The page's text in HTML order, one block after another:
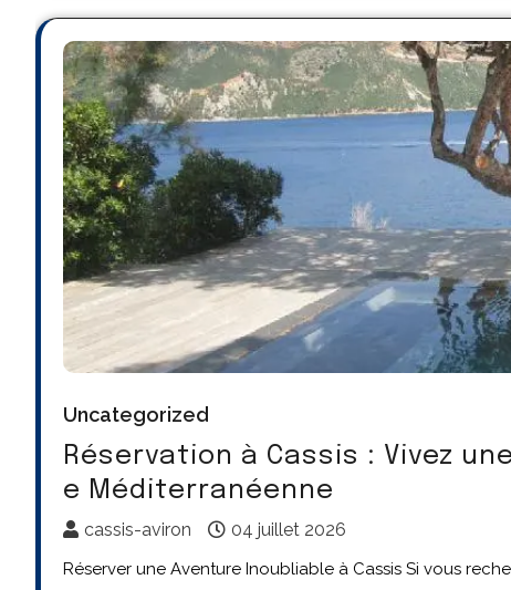
Uncategorized
Réservation à Cassis : Vivez
e Méditerranéenne
cassis-aviron 04 juillet 2026
Réserver une Aventure Inoubliable à Cassis Si vous